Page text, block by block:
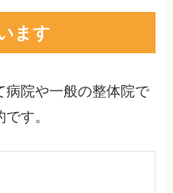
ます
病院や一般の整体院で
す。